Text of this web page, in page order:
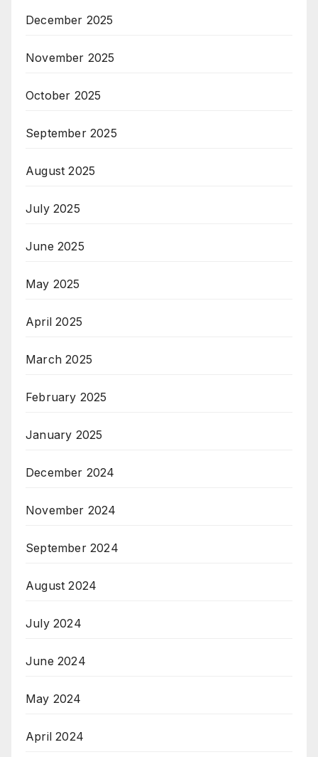
December 2025
November 2025
October 2025
September 2025
August 2025
July 2025
June 2025
May 2025
April 2025
March 2025
February 2025
January 2025
December 2024
November 2024
September 2024
August 2024
July 2024
June 2024
May 2024
April 2024